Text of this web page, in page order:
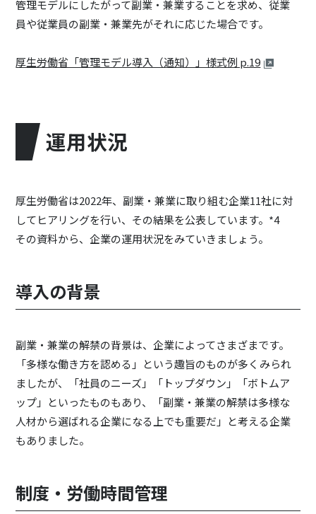
管理モデルにしたがって副業・兼業することを求め、従業
員や従業員の副業・兼業先がそれに応じた場合です。
厚生労働省「管理モデル導入（通知）」様式例 p.19
運用状況
厚生労働省は2022年、副業・兼業に取り組む企業11社に対
してヒアリングを行い、その結果を公表しています。*4
その資料から、企業の運用状況をみていきましょう。
導入の背景
副業・兼業の解禁の背景は、企業によってさまざまです。
「多様な働き方を認める」という趣旨のものが多くみられ
ましたが、「社員のニーズ」「トップダウン」「ボトムア
ップ」といったものもあり、「副業・兼業の解禁は多様な
人材から選ばれる企業になる上でも重要だ」と考える企業
もありました。
制度・労働時間管理